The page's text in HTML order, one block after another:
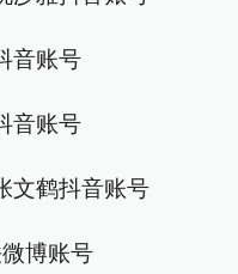
音账号
音账号
文鹤抖音账号
博账号